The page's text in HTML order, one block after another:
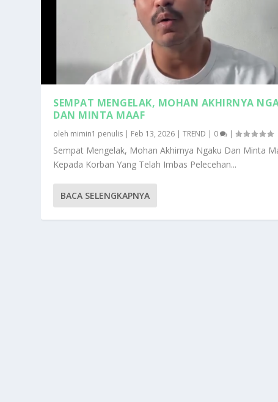
SEMPAT MENGELAK, MOHAN AKHIRNYA
DAN MINTA MAAF
oleh mimin1 penulis | Feb 13, 2026 |TREND | 0 |
Sempat Mengelak, Mohan Akhirnya Ngaku Dan Minta
Kepada Korban Yang Telah Imbas Pelecehan...
BACA SELENGKAPNYA